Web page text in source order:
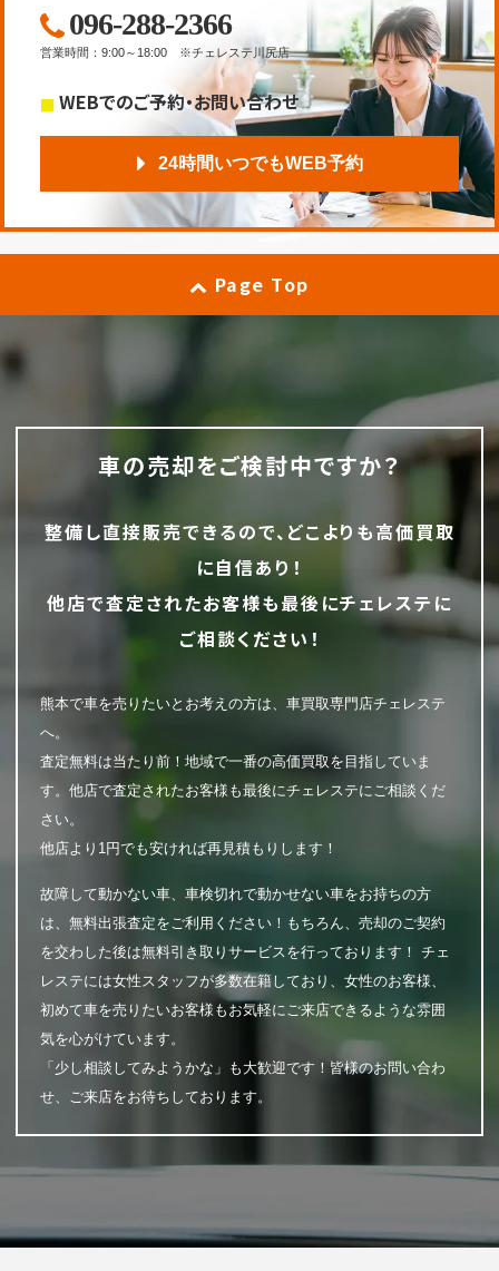
096-288-2366
営業時間 ： 9:00～18:00 ※チェレステ川尻店
WEBでのご予約・お問い合わせ
24時間いつでもWEB予約
Page Top
車の売却をご検討中ですか？
整備し直接販売できるので、どこよりも高価買取
に自信あり！
他店で査定されたお客様も最後にチェレステに
ご相談ください！
熊本で車を売りたいとお考えの方は、車買取専門店チェレステ
へ。
査定無料は当たり前！地域で一番の高価買取を目指していま
す。他店で査定されたお客様も最後にチェレステにご相談くだ
さい。
他店より1円でも安ければ再見積もりします！
故障して動かない車、車検切れで動かせない車をお持ちの方
は、無料出張査定をご利用ください！もちろん、売却のご契約
を交わした後は無料引き取りサービスを行っております！ チェ
レステには女性スタッフが多数在籍しており、女性のお客様、
初めて車を売りたいお客様もお気軽にご来店できるような雰囲
気を心がけています。
「少し相談してみようかな」も大歓迎です！皆様のお問い合わ
せ、ご来店をお待ちしております。